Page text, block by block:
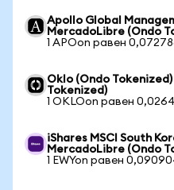
Apollo Global
MercadoLibre (Ondo
1 APOon равен
Oklo (Ondo
Tokenized)
1 OKLOon равен
iShares MSCI South
MercadoLibre (Ondo
1 EWYon равен